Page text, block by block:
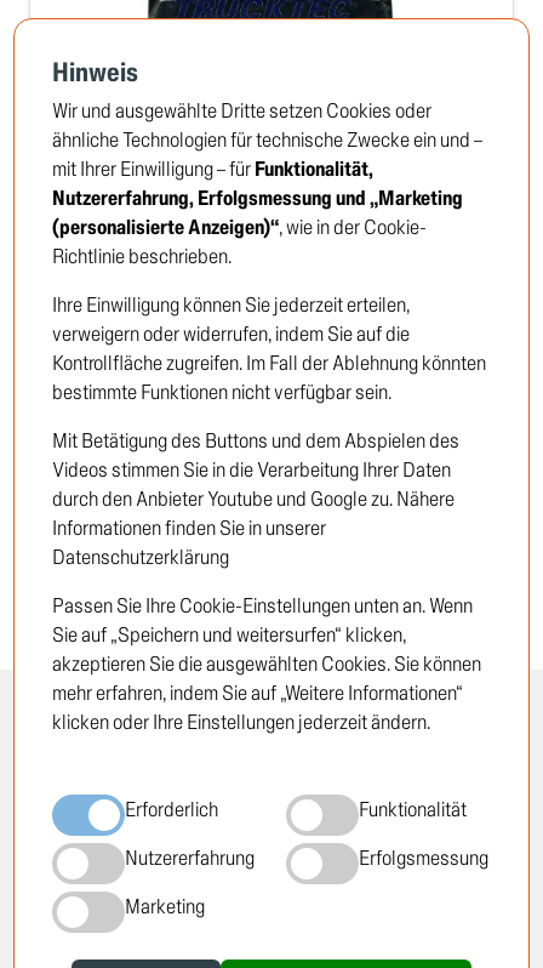
Anschlagpuffer, Federung
TRUCKTEC no: 01.30.169
Um die Preise zu sehen, müssen Sie sich
anmelden oder Kunde werden
Neukunde
INFORMATION
Standorte
Über TRUCKTEC
Geschichte
Karriere
Newsletter
RECHTLICHES
Datenschutzrichtlinie
Cookie-Richtlinie
AGB
Hinweis
Wir und ausgewählte Dritte setzen Cookies oder
ähnliche Technologien für technische Zwecke ein und –
mit Ihrer Einwilligung – fürFunktionalität,
Nutzererfahrung, Erfolgsmessung und „Marketing
(personalisierte Anzeigen)“, wie in der Cookie-
Richtlinie beschrieben.
Ihre Einwilligung können Sie jederzeit erteilen,
verweigern oder widerrufen, indem Sie auf die
Kontrollfläche zugreifen. Im Fall der Ablehnung könnten
bestimmte Funktionen nicht verfügbar sein.
Mit Betätigung des Buttons und dem Abspielen des
Videos stimmen Sie in die Verarbeitung Ihrer Daten
durch den Anbieter Youtube und Google zu. Nähere
Informationen finden Sie in unserer
Datenschutzerklärung
Passen Sie Ihre Cookie-Einstellungen unten an. Wenn
Sie auf „Speichern und weitersurfen“ klicken,
akzeptieren Sie die ausgewählten Cookies. Sie können
mehr erfahren, indem Sie auf „Weitere Informationen“
klicken oder Ihre Einstellungen jederzeit ändern.
Erforderlich
Funktionalität
Nutzererfahrung
Erfolgsmessung
Marketing